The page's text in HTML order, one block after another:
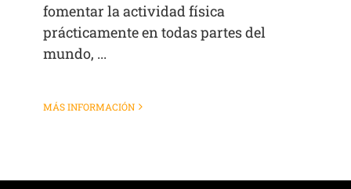
fomentar la actividad física
prácticamente en todas partes del
mundo, ...
MÁS INFORMACIÓN